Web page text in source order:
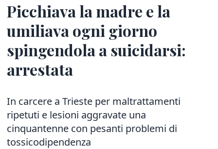
Picchiava la madre e la
umiliava ogni giorno
spingendola a suicidarsi:
arrestata
In carcere a Trieste per maltrattamenti
ripetuti e lesioni aggravate una
cinquantenne con pesanti problemi di
tossicodipendenza